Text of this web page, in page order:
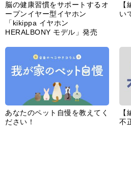
脳の健康習慣をサポートするオ
ープンイヤー型イヤホン
「kikippa イヤホン
HERALBONY モデル」発売
い
あなたのペット自慢を教えてく
ださい！
不